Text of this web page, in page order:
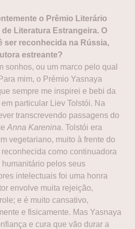
o Prêmio Literário
Literatura Estrangeira. O
ser reconhecida na Rússia,
estreante?
sonhos, ou um marco pelo qual
mim, o Prémio Yasnaya
sempre me inspirei e bebi da
particular Liev Tolstói. Na
transcrevendo passagens do
Anna Karenina. Tolstói era
vegetariano, muito à frente do
como continuadora
pelos seus
intelectuais foi uma honra
envolve muita rejeição,
e é muito cansativo,
e fisicamente. Mas Yasnaya
e cura que vão durar a